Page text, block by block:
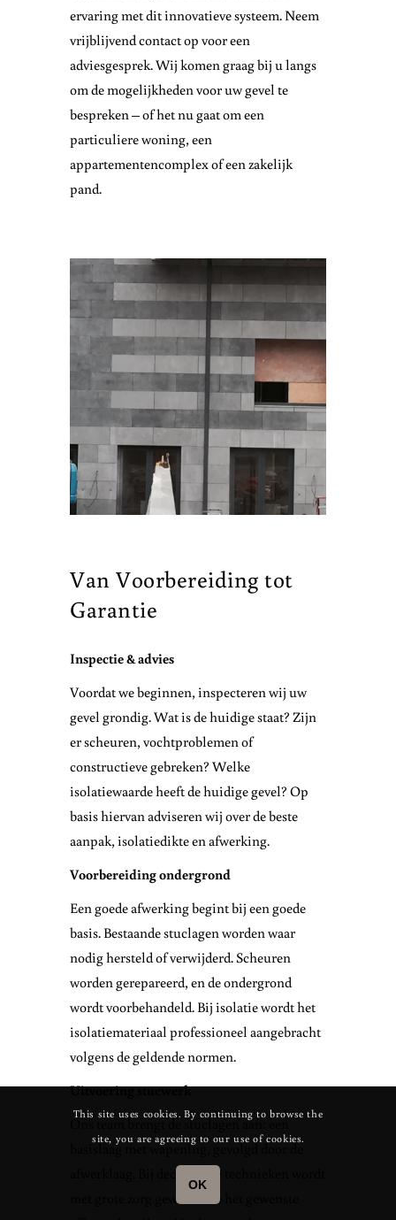
ervaring met dit innovatieve systeem. Neem
vrijblijvend contact op voor een
adviesgesprek. Wij komen graag bij u langs
om de mogelijkheden voor uw gevel te
bespreken – of het nu gaat om een
particuliere woning, een
appartementencomplex of een zakelijk
pand.
Van Voorbereiding tot
Garantie
Inspectie & advies
Voordat we beginnen, inspecteren wij uw
gevel grondig. Wat is de huidige staat? Zijn
er scheuren, vochtproblemen of
constructieve gebreken? Welke
isolatiewaarde heeft de huidige gevel? Op
basis hiervan adviseren wij over de beste
aanpak, isolatiedikte en afwerking.
Voorbereiding ondergrond
Een goede afwerking begint bij een goede
basis. Bestaande stuclagen worden waar
nodig hersteld of verwijderd. Scheuren
worden gerepareerd, en de ondergrond
wordt voorbehandeld. Bij isolatie wordt het
isolatiemateriaal professioneel aangebracht
volgens de geldende normen.
Uitvoering stucwerk
Ons team brengt de stuclagen aan: een
basislaag met wapening, gevolgd door de
afwerklaag. Bij decoratieve technieken wordt
met grote zorg gewerkt om het gewenste
This site uses cookies. By continuing to browse the
site, you are agreeing to our use of cookies.
OK